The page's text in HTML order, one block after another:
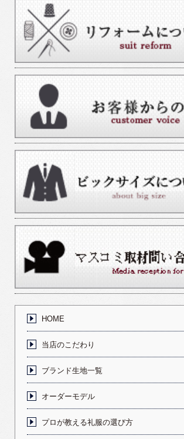
HOME
当店のこだわり
ブランド生地一覧
オーダーモデル
プロが教える礼服の選び方